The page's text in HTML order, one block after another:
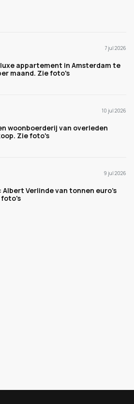
7 jul 2026
appartement in Amsterdam te
maand. Zie foto's
10 jul 2026
woonboerderij van overleden
Zie foto's
9 jul 2026
Verlinde van tonnen euro's
foto's